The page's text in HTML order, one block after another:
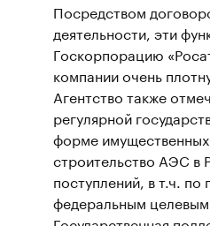
Посредством
деятельности, эти
Госкорпорацию
компании очень
Агентство также
регулярной
форме
строительство АЭС в
поступлений, в т.ч.
федеральным